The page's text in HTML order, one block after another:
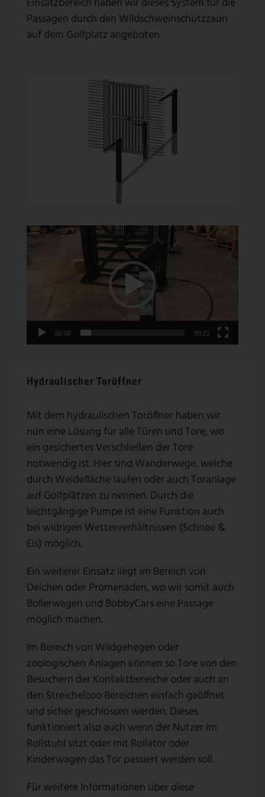
Passagen durch den Wildschweinschutzzaun
auf dem Golfplatz angeboten.
V
i
d
l
y
r
00:00 00:22
Hydraulischer Toröffner
Mit dem hydraulischen Toröffner haben wir
nun eine Lösung für alle Türen und Tore, wo
ein gesichertes Verschließen der Tore
notwendig ist. Hier sind Wanderwege, welche
durch Weidefläche laufen oder auch Toranlage
auf Golfplätzen zu nennen. Durch die
leichtgängige Pumpe ist eine Funktion auch
bei widrigen Wetterverhältnissen (Schnee &
Eis) möglich.
Ein weiterer Einsatz liegt im Bereich von
Deichen oder Promenaden, wo wir somit auch
Bollerwagen und BobbyCars eine Passage
möglich machen.
Im Bereich von Wildgehegen oder
zoologischen Anlagen können so Tore von den
Besuchern der Kontaktbereiche oder auch an
den Streichelzoo Bereichen einfach geöffnet
und sicher geschlossen werden. Dieses
funktioniert also auch wenn der Nutzer im
Rollstuhl sitzt oder mit Rollator oder
Kinderwagen das Tor passiert werden soll.
Für weitere Informationen über diese